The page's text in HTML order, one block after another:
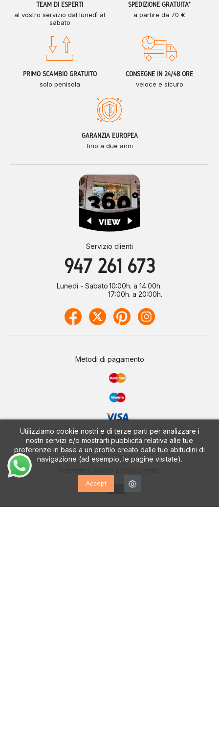
Utilizziamo cookie nostri e di terze parti per analizzare i
nostri servizi e/o mostrarti pubblicità relativa alle tue
preferenze in base a un profilo creato dalle tue abitudini di
navigazione (ad esempio, le pagine visitate).
Accept
TEAM DI ESPERTI
al vostro servizio dal lunedì al
sabato
SPEDIZIONE GRATUITA*
a partire da 70 €
PRIMO SCAMBIO GRATUITO
solo penisola
CONSEGNE IN 24/48 ORE
veloce e sicuro
GARANZIA EUROPEA
fino a due anni
Servizio clienti
947 261 673
Lunedì - Sabato10:00h. a 14:00h.
17:00h. a 20:00h.
Metodi di pagamento